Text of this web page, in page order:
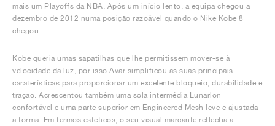
mais um Playoffs da NBA. Após um início lento, a equipa chegou a
dezembro de 2012 numa posição razoável quando o Nike Kobe 8
chegou.
Kobe queria umas sapatilhas que lhe permitissem mover-se à
velocidade da luz, por isso Avar simplificou as suas principais
caraterísticas para proporcionar um excelente bloqueio, durabilidade e
tração. Acrescentou também uma sola intermédia Lunarlon
confortável e uma parte superior em Engineered Mesh leve e ajustada
à forma. Em termos estéticos, o seu visual marcante reflectia a